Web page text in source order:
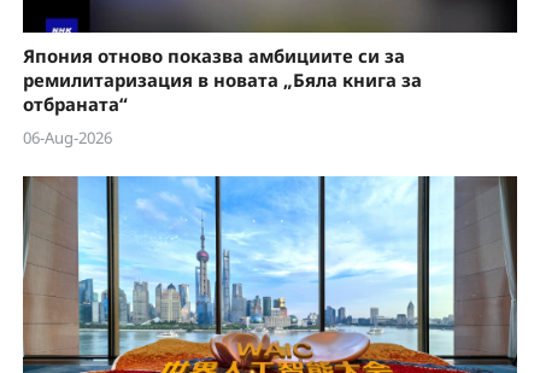
Япония отново показва амбициите си за
ремилитаризация в новата „Бяла книга за
отбраната“
06-Aug-2026